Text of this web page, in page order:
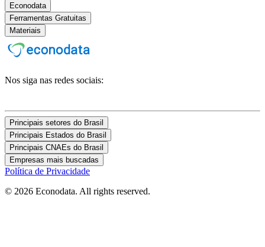
Econodata
Ferramentas Gratuitas
Materiais
Nos siga nas redes sociais:
Principais setores do Brasil
Principais Estados do Brasil
Principais CNAEs do Brasil
Empresas mais buscadas
Política de Privacidade
© 2026 Econodata. All rights reserved.